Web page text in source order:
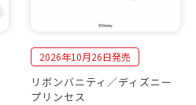
2026年10月26日発売
リボンバニティ／ディズニー
プリンセス